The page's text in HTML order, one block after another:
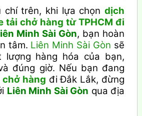
chí trên, khi lựa chọndịch
tải chở hàng từ TPHCM đi
Minh Sài Gòn, bạn hoàn
tâm. Liên Minh Sài Gòn sẽ
lượng hàng hóa của bạn,
đúng giờ. Nếu bạn đang
hàng đi Đắk Lắk, đừng
Liên Minh Sài Gòn qua địa